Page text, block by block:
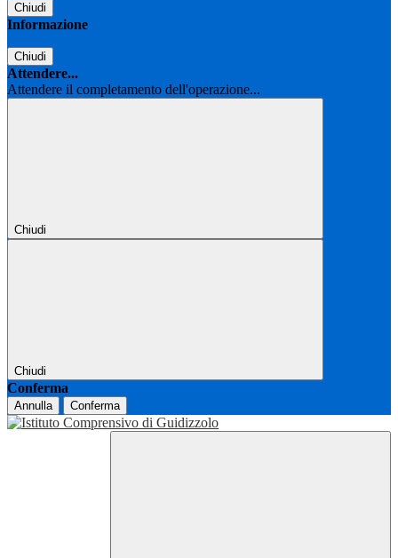
Chiudi
Informazione
Chiudi
Attendere...
Attendere il completamento dell'operazione...
Chiudi
Chiudi
Conferma
Annulla Conferma